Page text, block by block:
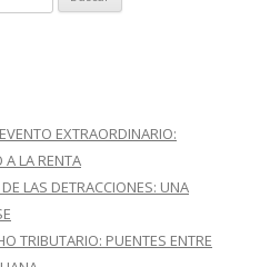
EXTRAORDINARIO:
A LA RENTA
LAS DETRACCIONES: UNA
TRIBUTARIO: PUENTES ENTRE